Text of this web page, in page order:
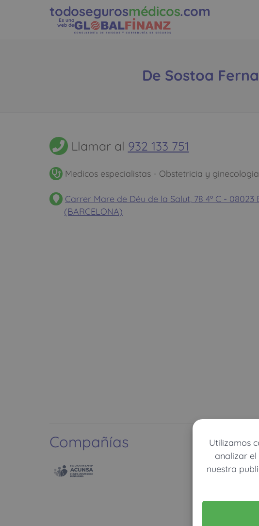
Utilizamos
analizar
nuestra
todosegurosmédicos.com
Es una
web de
De Sostoa
Llamar al 932 133 751
Medicos especialistas - Obstetricia y ginecologia
Carrer Mare de Déu de la Salut, 78 4º C - 08023
(BARCELONA)
Compañías